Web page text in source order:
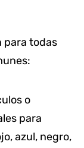
para todas
o
para
azul, negro,